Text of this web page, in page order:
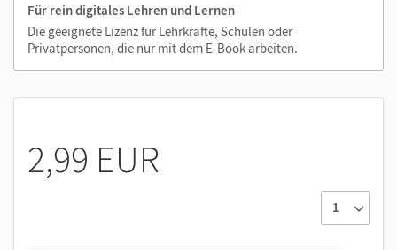
Erklärfilme
Für rein digitales Lehren und Lernen
Die geeignete Lizenz für Lehrkräfte, Schulen oder
Privatpersonen, die nur mit dem E-Book arbeiten.
2,99 EUR